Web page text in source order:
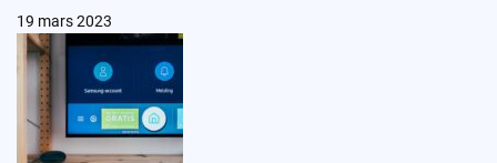
19 mars 2023